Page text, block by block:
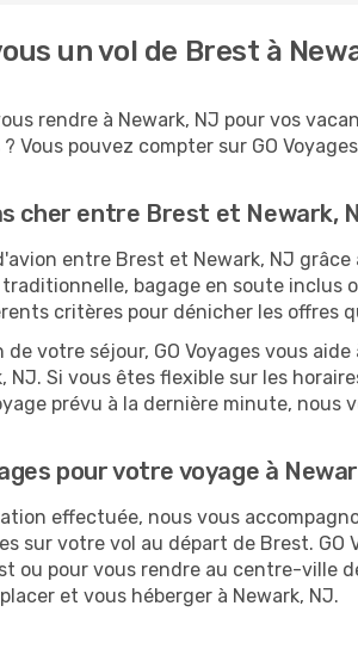
un vol de Brest à
rendre à Newark, NJ pour vos
Vous pouvez compter sur GO
cher entre Brest et Newark,
entre Brest et Newark, NJ
bagage en soute inclus
critères pour dénicher les offres
de votre séjour, GO Voyages vous
Si vous êtes flexible sur les
prévu à la dernière minute,
pour votre voyage à
effectuée, nous vous
sur votre vol au départ de Brest.
ou pour vous rendre au centre-ville
et vous héberger à Newark, NJ.